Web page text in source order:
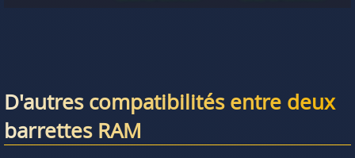
D'autres compatibilités entre deux
barrettes RAM